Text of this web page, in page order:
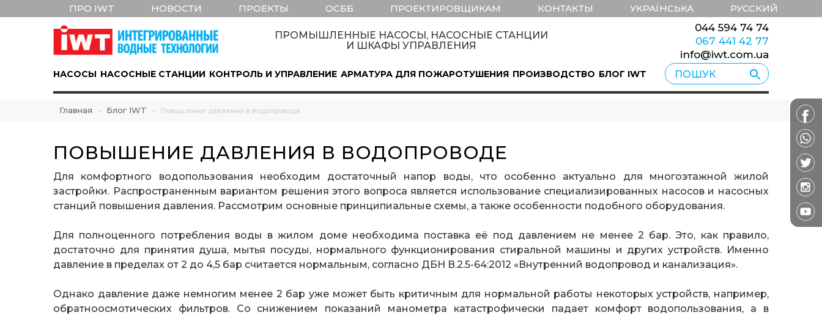
ПРО IWT НОВОСТИ ПРОЕКТЫ ОСББ ПРОЕКТИРОВЩИКАМ КОНТАКТЫ УКРАЇНСЬКА РУССКИЙ
ПРОМЫШЛЕННЫЕ НАСОСЫ, НАСОСНЫЕ СТАНЦИИ
И ШКАФЫ УПРАВЛЕНИЯ
044 594 74 74
067 441 42 77
info@iwt.com.ua
НАСОСЫ НАСОСНЫЕ СТАНЦИИ КОНТРОЛЬ И УПРАВЛЕНИЕ АРМАТУРА ДЛЯ ПОЖАРОТУШЕНИЯ ПРОИЗВОДСТВО БЛОГ IWT
Главная > Блог IWT > Повышение давления в водопроводе
ПОВЫШЕНИЕ ДАВЛЕНИЯ В ВОДОПРОВОДЕ
Для комфортного водопользования необходим достаточный напор воды, что особенно актуально для многоэтажной жилой
застройки. Распространенным вариантом решения этого вопроса является использование специализированных насосов и насосных
станций повышения давления. Рассмотрим основные принципиальные схемы, а также особенности подобного оборудования.
Для полноценного потребления воды в жилом доме необходима поставка её под давлением не менее 2 бар. Это, как правило,
достаточно для принятия душа, мытья посуды, нормального функционирования стиральной машины и других устройств. Именно
давление в пределах от 2 до 4,5 бар считается нормальным, согласно ДБН В.2.5-64:2012 «Внутренний водопровод и канализация».
Однако давление даже немногим менее 2 бар уже может быть критичным для нормальной работы некоторых устройств, например,
обратноосмотических фильтров. Со снижением показаний манометра катастрофически падает комфорт водопользования, а в